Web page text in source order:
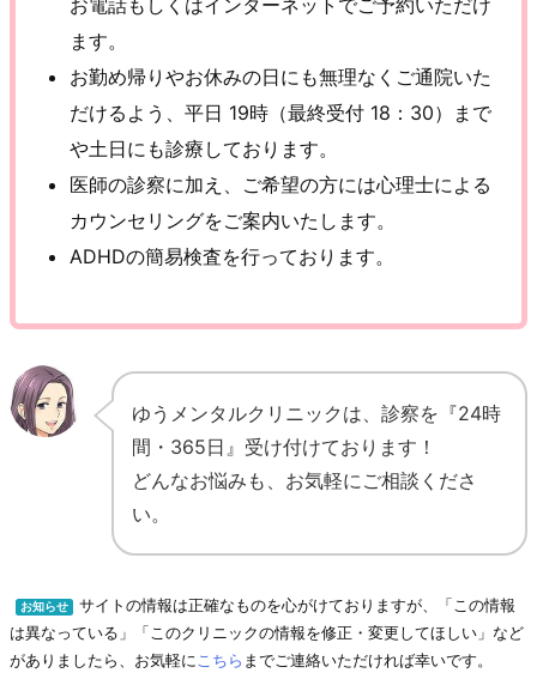
お電話もしくはインターネットでご予約いただけ
ます。
お勤め帰りやお休みの日にも無理なくご通院いた
だけるよう、平日 19時（最終受付 18：30）まで
や土日にも診療しております。
医師の診察に加え、ご希望の方には心理士による
カウンセリングをご案内いたします。
ADHDの簡易検査を行っております。
ゆうメンタルクリニックは、診察を『24時
間・365日』受け付けております！
どんなお悩みも、お気軽にご相談くださ
い。
お知らせ
サイトの情報は正確なものを心がけておりますが、「この情報
は異なっている」「このクリニックの情報を修正・変更してほしい」など
がありましたら、お気軽にこちら までご連絡いただければ幸いです。